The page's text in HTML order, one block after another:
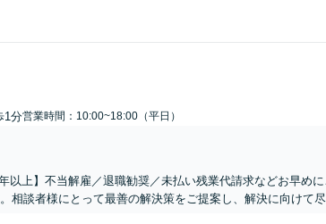
1分営業時間：10:00~18:00（平日）
以上】不当解雇／退職勧奨／未払い残業代請求などお早めに
相談者様にとって最善の解決策をご提案し、解決に向けて尽